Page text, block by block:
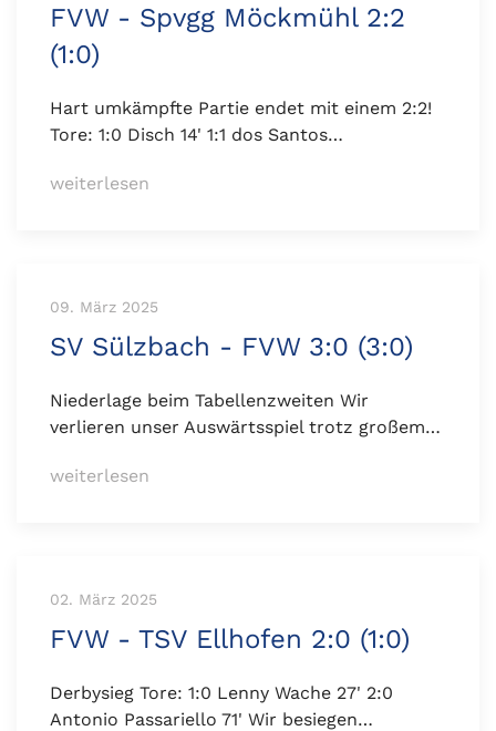
FVW - Spvgg Möckmühl 2:2
(1:0)
Hart umkämpfte Partie endet mit einem 2:2!
Tore: 1:0 Disch 14' 1:1 dos Santos…
weiterlesen
09. März 2025
SV Sülzbach - FVW 3:0 (3:0)
Niederlage beim Tabellenzweiten Wir
verlieren unser Auswärtsspiel trotz großem…
weiterlesen
02. März 2025
FVW - TSV Ellhofen 2:0 (1:0)
Derbysieg Tore: 1:0 Lenny Wache 27' 2:0
Antonio Passariello 71' Wir besiegen…